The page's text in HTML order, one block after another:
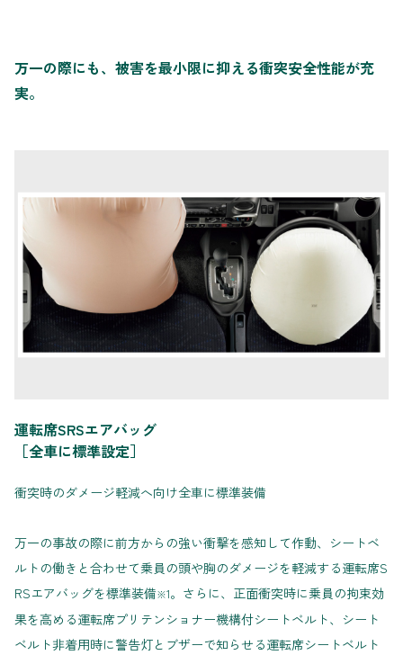
万一の際にも、被害を最小限に抑える衝突安全性能が充
実。
運転席SRSエアバッグ
［全車に標準設定］
衝突時のダメージ軽減へ向け全車に標準装備
万一の事故の際に前方からの強い衝撃を感知して作動、シートベ
ルトの働きと合わせて乗員の頭や胸のダメージを軽減する運転席S
RSエアバッグを標準装備※1。さらに、正面衝突時に乗員の拘束効
果を高める運転席プリテンショナー機構付シートベルト、シート
ベルト非着用時に警告灯とブザーで知らせる運転席シートベルト